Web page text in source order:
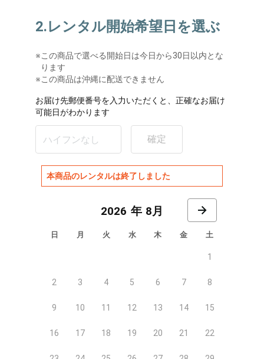
2.レンタル開始希望日を選ぶ
※この商品で選べる開始日は今日から30日以内とな
ります
※この商品は沖縄に配送できません
お届け先郵便番号を入力いただくと、正確なお届け
可能日がわかります
確定
本商品のレンタルは終了しました
8月
日 月 火 水 木 金 土
1
2 3 4 5 6 7 8
9 10 11 12 13 14 15
16 17 18 19 20 21 22